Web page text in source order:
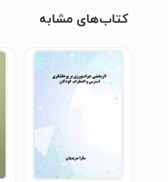
کتاب‌های مشابه